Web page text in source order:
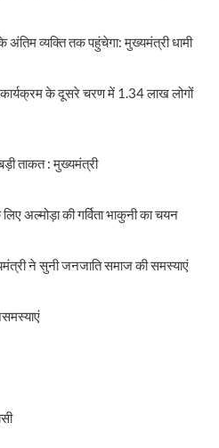
अंतिम व्यक्ति तक पहुंचेगा: मुख्यमंत्री धामी
के दूसरे चरण में 1.34 लाख लोगों
ताकत : मुख्यमंत्री
अल्मोड़ा की गर्विता भाकुनी का चयन
ने सुनी जनजाति समाज की समस्याएं